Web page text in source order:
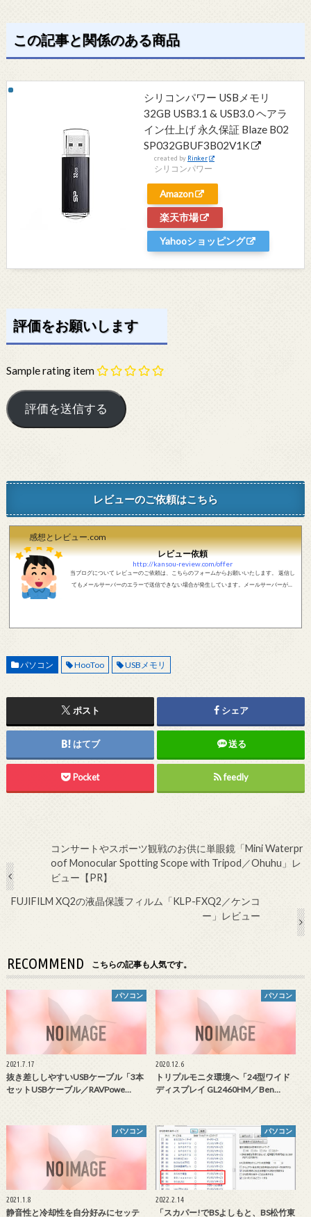
この記事と関係のある商品
シリコンパワー USBメモリ
32GB USB3.1 & USB3.0 ヘアラ
イン仕上げ 永久保証 Blaze B02
SP032GBUF3B02V1K
created by Rinker
シリコンパワー
Amazon
楽天市場
Yahooショッピング
評価をお願いします
Sample rating item
レビューのご依頼はこちら
感想とレビュー.com
レビュー依頼
http://kansou-review.com/offer
当ブログについて レビューのご依頼は、こちらのフォームからお願いいたします。 返信し
てもメールサーバーのエラーで送信できない場合が発生しています。メールサーバーが正
パソコン HooToo USBメモリ
ポスト シェア
はてブ 送る
Pocket feedly
コンサートやスポーツ観戦のお供に単眼鏡「Mini Waterpr
oof Monocular Spotting Scope with Tripod／Ohuhu」レ
ビュー【PR】
FUJIFILM XQ2の液晶保護フィルム「KLP-FXQ2／ケンコ
ー」レビュー
RECOMMEND こちらの記事も人気です。
パソコン
2021.7.17
抜き差ししやすいUSBケーブル「3本
セットUSBケーブル／RAVPowe…
パソコン
2020.12.6
トリプルモニタ環境へ「24型ワイド
ディスプレイ GL2460HM／Ben…
パソコン
2021.1.8
静音性と冷却性を自分好みにセッテ
パソコン
2022.2.14
「スカパー!でBSよしもと、BS松竹東